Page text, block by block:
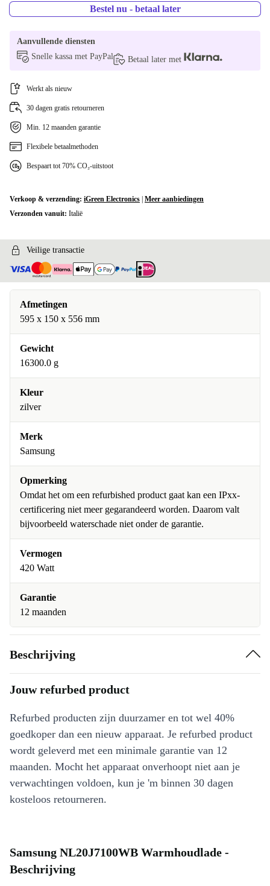
Bestel nu - betaal later
Aanvullende diensten
Snelle kassa met PayPal
Betaal later met
Werkt als nieuw
30 dagen gratis retourneren
Min. 12 maanden garantie
Flexibele betaalmethoden
Bespaart tot 70% CO₂-uitstoot
Verkoop & verzending: iGreen Electronics Meer aanbiedingen
Verzonden vanuit: Italië
Veilige transactie
Afmetingen
595 x 150 x 556 mm
Gewicht
16300.0 g
Kleur
zilver
Merk
Samsung
Opmerking
Omdat het om een refurbished product gaat kan een IPxx-
certificering niet meer gegarandeerd worden. Daarom valt
bijvoorbeeld waterschade niet onder de garantie.
Vermogen
420 Watt
Garantie
12 maanden
Beschrijving
Jouw refurbed product
Refurbed producten zijn duurzamer en tot wel 40%
goedkoper dan een nieuw apparaat. Je refurbed product
wordt geleverd met een minimale garantie van 12
maanden. Mocht het apparaat onverhoopt niet aan je
verwachtingen voldoen, kun je 'm binnen 30 dagen
kosteloos retourneren.
Samsung NL20J7100WB Warmhoudlade -
Beschrijving